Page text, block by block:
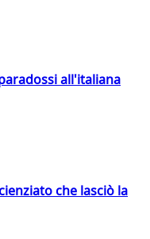
all'italiana
che lasciò la